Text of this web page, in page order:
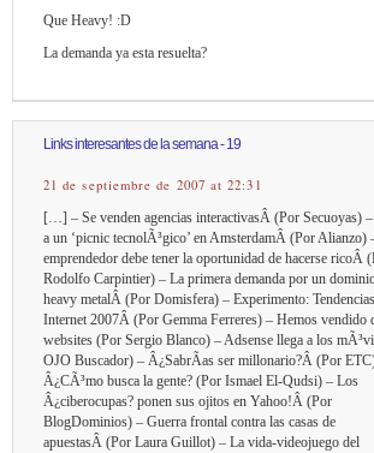
Que Heavy! :D
La demanda ya esta resuelta?
Links interesantes de la semana - 19
21 de septiembre de 2007 at 22:31
[…] – Se venden agencias interactivasÂ (Por Secuoyas)
a un ‘picnic tecnolÃ³gico’ en AmsterdamÂ (Por Alianzo)
emprendedor debe tener la oportunidad de hacerse ricoÂ
Rodolfo Carpintier) – La primera demanda por un
heavy metalÂ (Por Domisfera) – Experimento:
Internet 2007Â (Por Gemma Ferreres) – Hemos vendido
websites (Por Sergio Blanco) – Adsense llega a los
OJO Buscador) – Â¿SabrÃ­as ser millonario?Â (Por
Â¿CÃ³mo busca la gente? (Por Ismael El-Qudsi) – Los
Â¿ciberocupas? ponen sus ojitos en Yahoo!Â (Por
BlogDominios) – Guerra frontal contra las casas de
apuestasÂ (Por Laura Guillot) – La vida-videojuego del